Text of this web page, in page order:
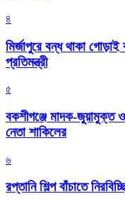
৪
মির্জাপুরে বন্ধ থাকা
প্রতিমন্ত্রী
৫
বকশীগঞ্জে মাদক-জুয়ামুক্ত
নেতা শাকিলের
৬
রপ্তানি শিল্প বাঁচাতে